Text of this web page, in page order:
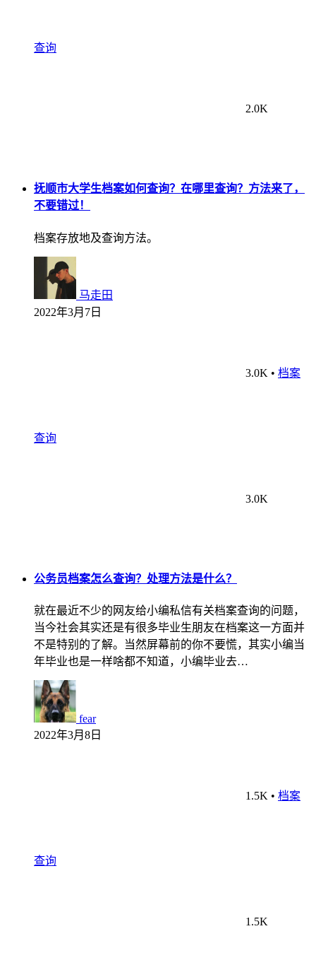
查询
2.0K
抚顺市大学生档案如何查询？在哪里查询？方法来了，
不要错过！
档案存放地及查询方法。
马走田
2022年3月7日
3.0K • 档案
查询
3.0K
公务员档案怎么查询？处理方法是什么？
就在最近不少的网友给小编私信有关档案查询的问题，
当今社会其实还是有很多毕业生朋友在档案这一方面并
不是特别的了解。当然屏幕前的你不要慌，其实小编当
年毕业也是一样啥都不知道，小编毕业去…
fear
2022年3月8日
1.5K • 档案
查询
1.5K